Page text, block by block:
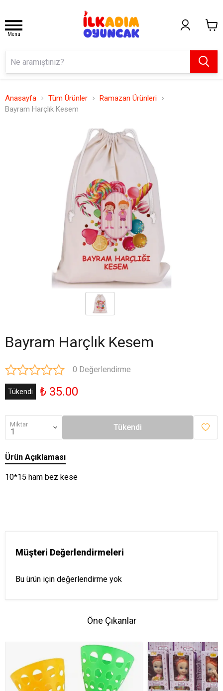
Menu
Anasayfa Tüm Ürünler
Ramazan Ürünleri
Bayram Harçlık Kesem
Bayram Harçlık Kesem
0 Değerlendirme
Tükendi ₺ 35.00
Miktar Tükendi
Ürün Açıklaması
10*15 ham bez kese
Müşteri Değerlendirmeleri
Bu ürün için değerlendirme yok
Öne Çıkanlar